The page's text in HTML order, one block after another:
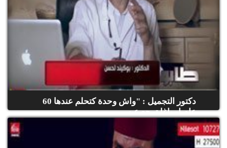
دكتور التجميل : "واش وحدة كتحلم عندها 60
عام او باغا ترجع عن...